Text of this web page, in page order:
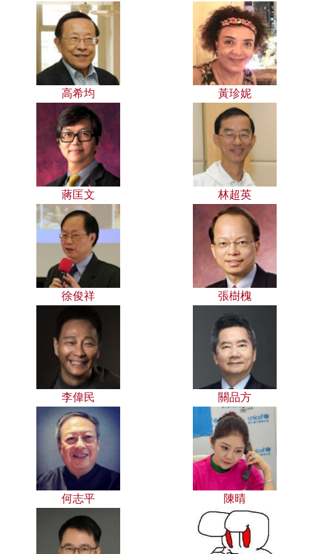
高希均 黃珍妮
蔣匡文 林超英
徐俊祥 張樹槐
李偉民 關品方
何志平 陳晴